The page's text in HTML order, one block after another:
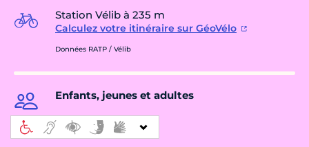
Station Vélib à 235 m
Calculez votre itinéraire sur GéoVélo
Données RATP / Vélib
Enfants, jeunes et adultes